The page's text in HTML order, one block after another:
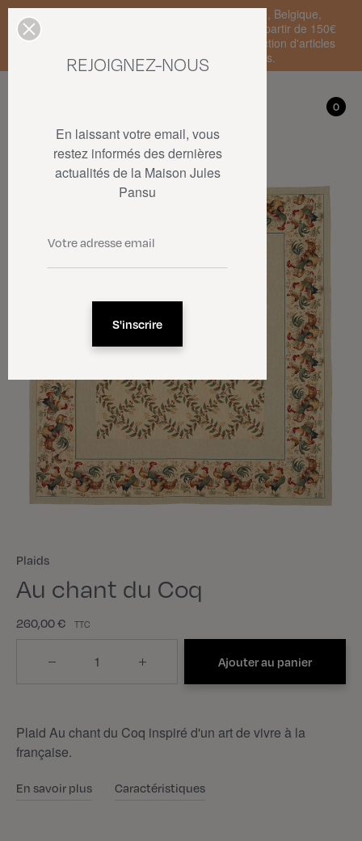
Livraison standard en France Métropolitaine, Belgique,
Luxembourg, Pays-Bas et Allemagne offerte à partir de 150€
d'achat • SOLDES : jusqu'à -50% sur une sélection d'articles
dans la limite des stocks disponibles.
0
Mon compte
0
Plaids
Au chant du Coq
260,00 € TTC
Ajouter au panier
Plaid Au chant du Coq inspiré d'un art de vivre à la
française.
En savoir plus Caractéristiques
En laissant votre email, vous
restez informés des dernières
actualités de la Maison Jules
Pansu
REJOIGNEZ-NOUS